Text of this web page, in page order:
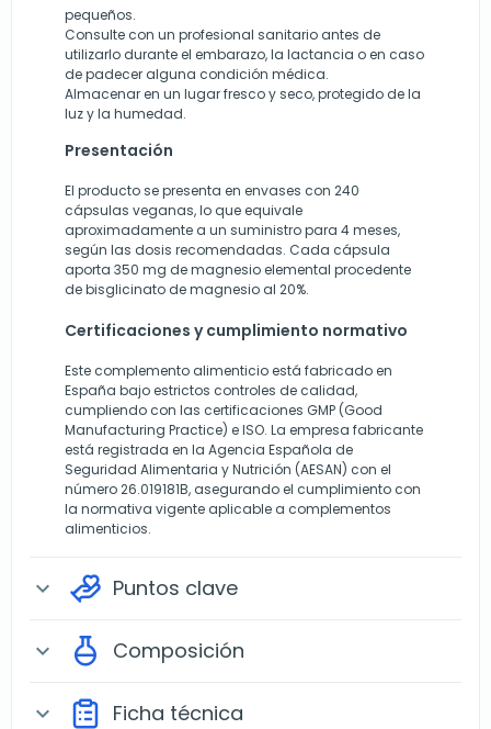
pequeños.
Consulte con un profesional sanitario antes de
utilizarlo durante el embarazo, la lactancia o en caso
de padecer alguna condición médica.
Almacenar en un lugar fresco y seco, protegido de la
luz y la humedad.
Presentación
El producto se presenta en envases con 240
cápsulas veganas, lo que equivale
aproximadamente a un suministro para 4 meses,
según las dosis recomendadas. Cada cápsula
aporta 350 mg de magnesio elemental procedente
de bisglicinato de magnesio al 20%.
Certificaciones y cumplimiento normativo
Este complemento alimenticio está fabricado en
España bajo estrictos controles de calidad,
cumpliendo con las certificaciones GMP (Good
Manufacturing Practice) e ISO. La empresa fabricante
está registrada en la Agencia Española de
Seguridad Alimentaria y Nutrición (AESAN) con el
número 26.019181B, asegurando el cumplimiento con
la normativa vigente aplicable a complementos
alimenticios.
expand_more Puntos clave
expand_more Composición
expand_more Ficha técnica